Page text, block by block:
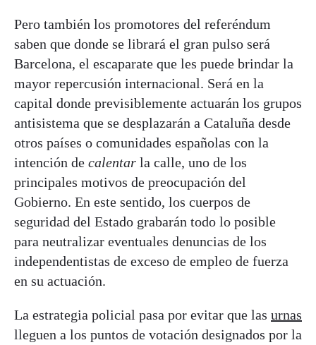
Pero también los promotores del referéndum
saben que donde se librará el gran pulso será
Barcelona, el escaparate que les puede brindar la
mayor repercusión internacional. Será en la
capital donde previsiblemente actuarán los grupos
antisistema que se desplazarán a Cataluña desde
otros países o comunidades españolas con la
intención de calentar la calle, uno de los
principales motivos de preocupación del
Gobierno. En este sentido, los cuerpos de
seguridad del Estado grabarán todo lo posible
para neutralizar eventuales denuncias de los
independentistas de exceso de empleo de fuerza
en su actuación.
La estrategia policial pasa por evitar que las urnas
lleguen a los puntos de votación designados por la